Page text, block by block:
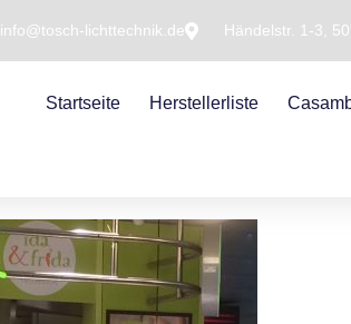
info@tosch-lichttechnik.de Händelstr. 1-3,
Startseite Herstellerliste